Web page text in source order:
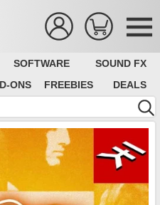
SOFTWARE
SOUND FX
ONS FREEBIES DEALS